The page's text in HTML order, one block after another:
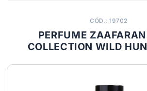
CÓD.: 19702
PERFUME
COLLECTION WILD